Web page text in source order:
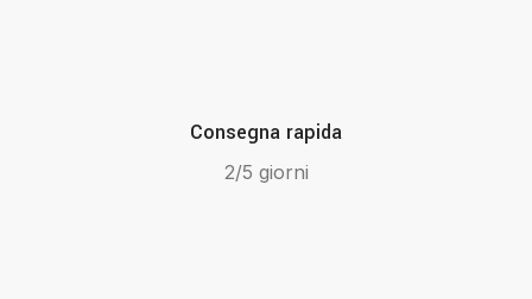
Consegna rapida
2/5 giorni